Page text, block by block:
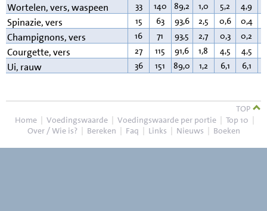
Wortelen, vers, waspeen 33 140 89,2 1,0 5,2 4,9
Spinazie, vers 15 63 93,6 2,5 0,6 0,4
Champignons, vers 16 71 93,5 2,7 0,3 0,2
Courgette, vers 27 115 91,6 1,8 4,5 4,5
Ui, rauw 36 151 89,0 1,2 6,1 6,1
TOP
Home | Voedingswaarde | Voedingswaarde per portie | Top 10 |
Over / Wie is? | Bereken | Faq | Links | Nieuws | Boeken